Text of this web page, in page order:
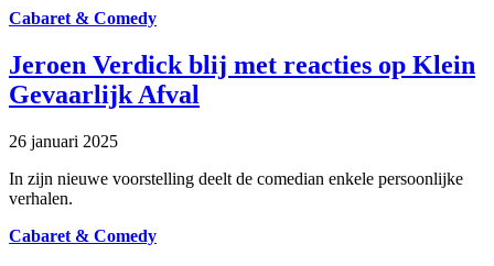
Cabaret & Comedy
Jeroen Verdick blij met reacties op Klein
Gevaarlijk Afval
26 januari 2025
In zijn nieuwe voorstelling deelt de comedian enkele persoonlijke
verhalen.
Cabaret & Comedy